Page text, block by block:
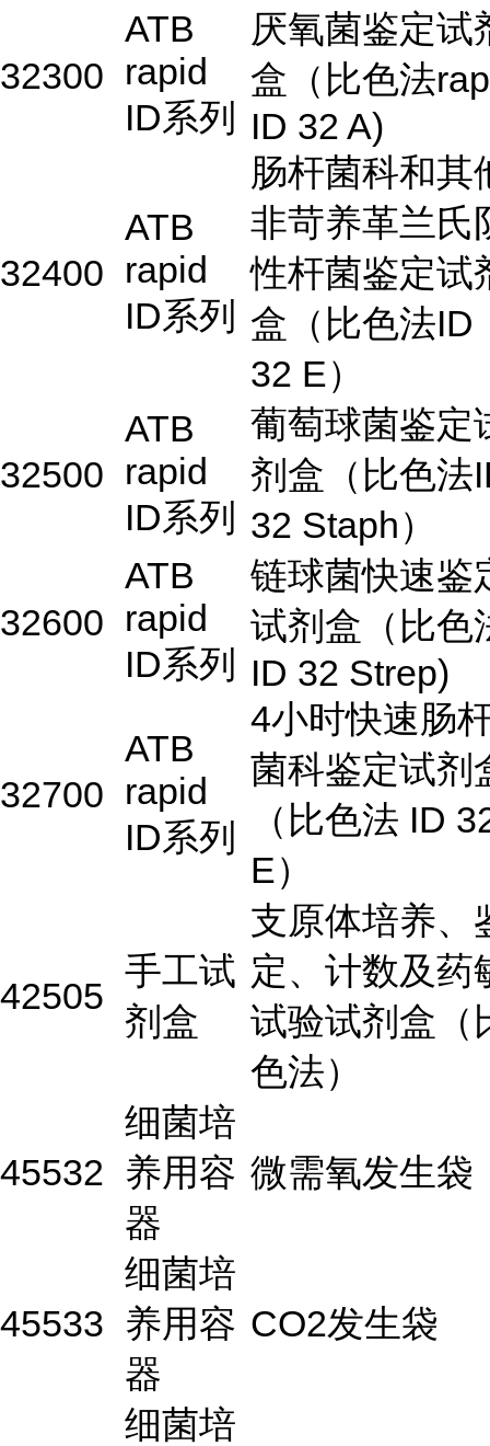
32300
ATB
rapid
ID系列
厌氧菌鉴定试
盒（比色法
ID 32 A)
32400
ATB
rapid
ID系列
肠杆菌科和其
非苛养革兰氏
性杆菌鉴定试
盒（比色法ID
32 E）
32500
ATB
rapid
ID系列
葡萄球菌鉴定
剂盒（比色法
32 Staph）
32600
ATB
rapid
ID系列
链球菌快速鉴
试剂盒（比色
ID 32 Strep)
32700
ATB
rapid
ID系列
4小时快速肠
菌科鉴定试剂
（比色法 ID
E）
42505
手工试
剂盒
支原体培养、
定、计数及药
试验试剂盒（
色法）
45532
细菌培
养用容
器
微需氧发生袋
45533
细菌培
养用容
器
CO2发生袋
细菌培